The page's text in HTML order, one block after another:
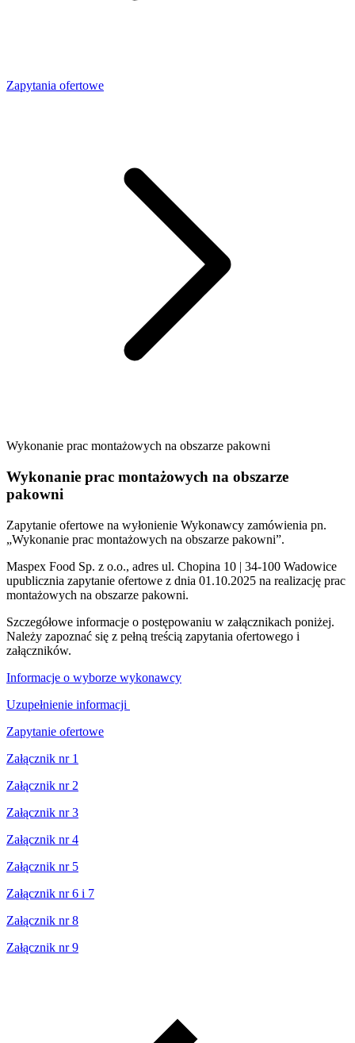
Zapytania ofertowe
Wykonanie prac montażowych na obszarze pakowni
Wykonanie prac montażowych na obszarze
pakowni
Zapytanie ofertowe na wyłonienie Wykonawcy zamówienia pn.
„Wykonanie prac montażowych na obszarze pakowni”.
Maspex Food Sp. z o.o., adres ul. Chopina 10 | 34-100 Wadowice
upublicznia zapytanie ofertowe z dnia 01.10.2025 na realizację prac
montażowych na obszarze pakowni.
Szczegółowe informacje o postępowaniu w załącznikach poniżej.
Należy zapoznać się z pełną treścią zapytania ofertowego i
załączników.
Informacje o wyborze wykonawcy
Uzupełnienie informacji
Zapytanie ofertowe
Załącznik nr 1
Załącznik nr 2
Załącznik nr 3
Załącznik nr 4
Załącznik nr 5
Załącznik nr 6 i 7
Załącznik nr 8
Załącznik nr 9